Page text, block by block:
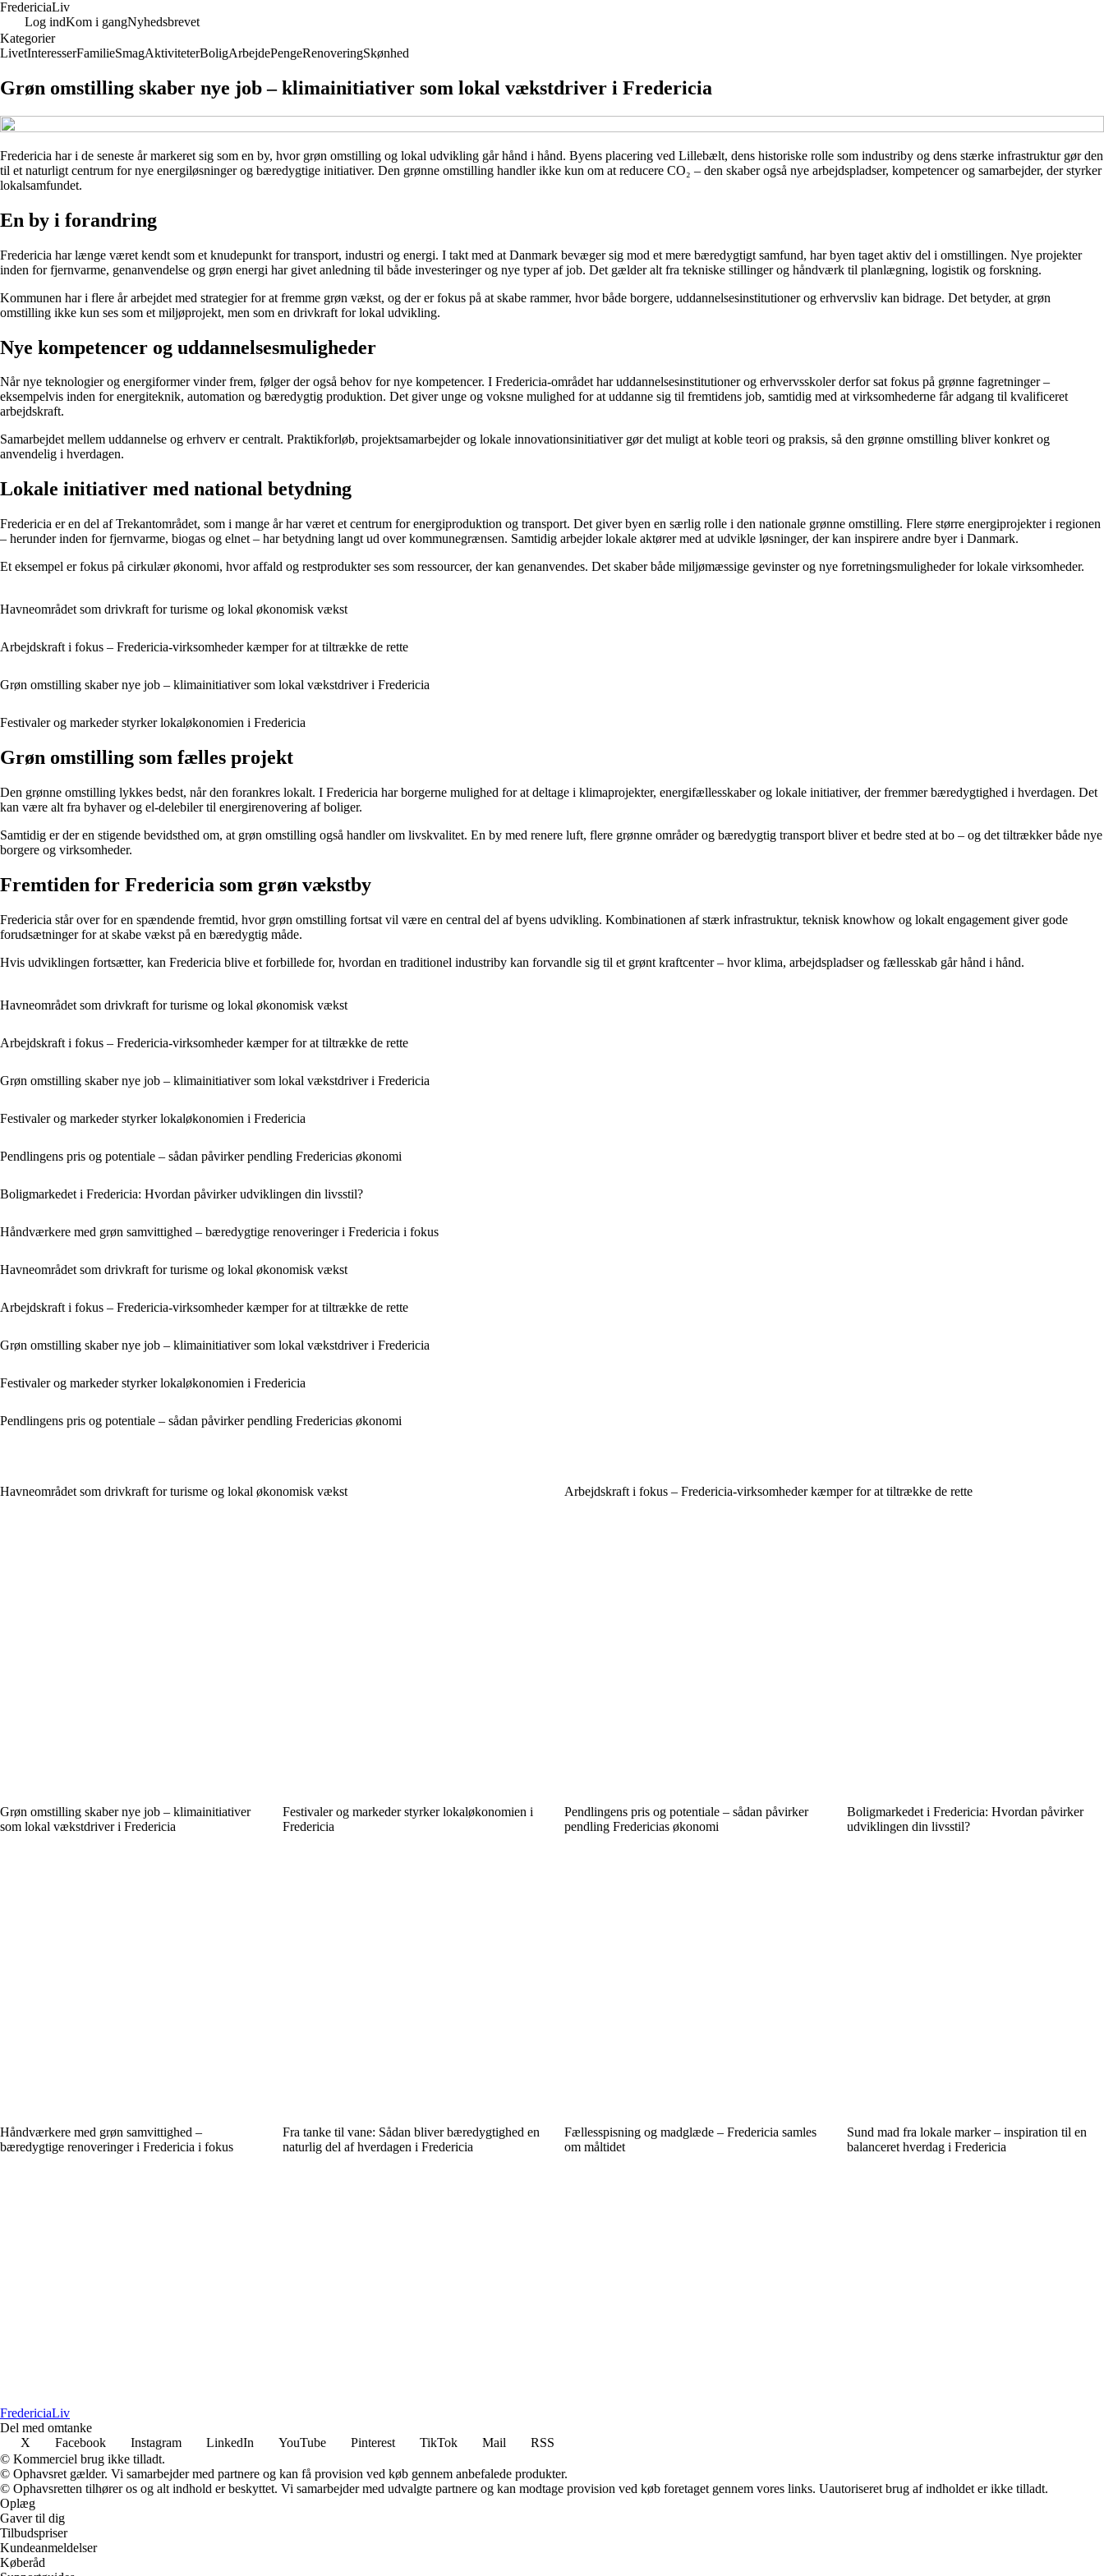
FredericiaLiv
Log indKom i gangNyhedsbrevet
Kategorier
LivetInteresserFamilieSmagAktiviteterBoligArbejdePengeRenoveringSkønhed
Grøn omstilling skaber nye job – klimainitiativer som lokal vækstdriver i Fredericia
Fredericia har i de seneste år markeret sig som en by, hvor grøn omstilling og lokal udvikling går hånd i hånd. Byens placering ved Lillebælt, dens historiske rolle som industriby og dens stærke infrastruktur gør den
til et naturligt centrum for nye energiløsninger og bæredygtige initiativer. Den grønne omstilling handler ikke kun om at reducere CO₂ – den skaber også nye arbejdspladser, kompetencer og samarbejder, der styrker
lokalsamfundet.
En by i forandring
Fredericia har længe været kendt som et knudepunkt for transport, industri og energi. I takt med at Danmark bevæger sig mod et mere bæredygtigt samfund, har byen taget aktiv del i omstillingen. Nye projekter
inden for fjernvarme, genanvendelse og grøn energi har givet anledning til både investeringer og nye typer af job. Det gælder alt fra tekniske stillinger og håndværk til planlægning, logistik og forskning.
Kommunen har i flere år arbejdet med strategier for at fremme grøn vækst, og der er fokus på at skabe rammer, hvor både borgere, uddannelsesinstitutioner og erhvervsliv kan bidrage. Det betyder, at grøn
omstilling ikke kun ses som et miljøprojekt, men som en drivkraft for lokal udvikling.
Nye kompetencer og uddannelsesmuligheder
Når nye teknologier og energiformer vinder frem, følger der også behov for nye kompetencer. I Fredericia-området har uddannelsesinstitutioner og erhvervsskoler derfor sat fokus på grønne fagretninger –
eksempelvis inden for energiteknik, automation og bæredygtig produktion. Det giver unge og voksne mulighed for at uddanne sig til fremtidens job, samtidig med at virksomhederne får adgang til kvalificeret
arbejdskraft.
Samarbejdet mellem uddannelse og erhverv er centralt. Praktikforløb, projektsamarbejder og lokale innovationsinitiativer gør det muligt at koble teori og praksis, så den grønne omstilling bliver konkret og
anvendelig i hverdagen.
Lokale initiativer med national betydning
Fredericia er en del af Trekantområdet, som i mange år har været et centrum for energiproduktion og transport. Det giver byen en særlig rolle i den nationale grønne omstilling. Flere større energiprojekter i regionen
– herunder inden for fjernvarme, biogas og elnet – har betydning langt ud over kommunegrænsen. Samtidig arbejder lokale aktører med at udvikle løsninger, der kan inspirere andre byer i Danmark.
Et eksempel er fokus på cirkulær økonomi, hvor affald og restprodukter ses som ressourcer, der kan genanvendes. Det skaber både miljømæssige gevinster og nye forretningsmuligheder for lokale virksomheder.
Havneområdet som drivkraft for turisme og lokal økonomisk vækst
Arbejdskraft i fokus – Fredericia-virksomheder kæmper for at tiltrække de rette
Grøn omstilling skaber nye job – klimainitiativer som lokal vækstdriver i Fredericia
Festivaler og markeder styrker lokaløkonomien i Fredericia
Grøn omstilling som fælles projekt
Den grønne omstilling lykkes bedst, når den forankres lokalt. I Fredericia har borgerne mulighed for at deltage i klimaprojekter, energifællesskaber og lokale initiativer, der fremmer bæredygtighed i hverdagen. Det
kan være alt fra byhaver og el-delebiler til energirenovering af boliger.
Samtidig er der en stigende bevidsthed om, at grøn omstilling også handler om livskvalitet. En by med renere luft, flere grønne områder og bæredygtig transport bliver et bedre sted at bo – og det tiltrækker både nye
borgere og virksomheder.
Fremtiden for Fredericia som grøn vækstby
Fredericia står over for en spændende fremtid, hvor grøn omstilling fortsat vil være en central del af byens udvikling. Kombinationen af stærk infrastruktur, teknisk knowhow og lokalt engagement giver gode
forudsætninger for at skabe vækst på en bæredygtig måde.
Hvis udviklingen fortsætter, kan Fredericia blive et forbillede for, hvordan en traditionel industriby kan forvandle sig til et grønt kraftcenter – hvor klima, arbejdspladser og fællesskab går hånd i hånd.
Havneområdet som drivkraft for turisme og lokal økonomisk vækst
Arbejdskraft i fokus – Fredericia-virksomheder kæmper for at tiltrække de rette
Grøn omstilling skaber nye job – klimainitiativer som lokal vækstdriver i Fredericia
Festivaler og markeder styrker lokaløkonomien i Fredericia
Pendlingens pris og potentiale – sådan påvirker pendling Fredericias økonomi
Boligmarkedet i Fredericia: Hvordan påvirker udviklingen din livsstil?
Håndværkere med grøn samvittighed – bæredygtige renoveringer i Fredericia i fokus
Havneområdet som drivkraft for turisme og lokal økonomisk vækst
Arbejdskraft i fokus – Fredericia-virksomheder kæmper for at tiltrække de rette
Grøn omstilling skaber nye job – klimainitiativer som lokal vækstdriver i Fredericia
Festivaler og markeder styrker lokaløkonomien i Fredericia
Pendlingens pris og potentiale – sådan påvirker pendling Fredericias økonomi
Havneområdet som drivkraft for turisme og lokal økonomisk vækst Arbejdskraft i fokus – Fredericia-virksomheder kæmper for at tiltrække de rette
Grøn omstilling skaber nye job – klimainitiativer
som lokal vækstdriver i Fredericia
Festivaler og markeder styrker lokaløkonomien i
Fredericia
Pendlingens pris og potentiale – sådan påvirker
pendling Fredericias økonomi
Boligmarkedet i Fredericia: Hvordan påvirker
udviklingen din livsstil?
Håndværkere med grøn samvittighed –
bæredygtige renoveringer i Fredericia i fokus
Fra tanke til vane: Sådan bliver bæredygtighed en
naturlig del af hverdagen i Fredericia
Fællesspisning og madglæde – Fredericia samles
om måltidet
Sund mad fra lokale marker – inspiration til en
balanceret hverdag i Fredericia
FredericiaLiv
Del med omtanke
X
Facebook Instagram LinkedIn YouTube Pinterest TikTok Mail
RSS
© Kommerciel brug ikke tilladt.
© Ophavsret gælder. Vi samarbejder med partnere og kan få provision ved køb gennem anbefalede produkter.
© Ophavsretten tilhører os og alt indhold er beskyttet. Vi samarbejder med udvalgte partnere og kan modtage provision ved køb foretaget gennem vores links. Uautoriseret brug af indholdet er ikke tilladt.
Oplæg
Gaver til dig
Tilbudspriser
Kundeanmeldelser
Køberåd